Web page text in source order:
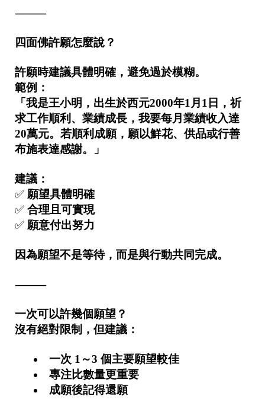
⸻
四面佛許願怎麼說？
許願時建議具體明確，避免過於模糊。
範例：
「我是王小明，出生於西元2000年1月1日，祈
求工作順利、業績成長，我要每月業績收入達
20萬元。若順利成願，願以鮮花、供品或行善
布施表達感謝。」
建議：
✅ 願望具體明確
✅ 合理且可實現
✅ 願意付出努力
因為願望不是等待，而是與行動共同完成。
⸻
一次可以許幾個願望？
沒有絕對限制，但建議：
一次 1～3 個主要願望較佳
專注比數量更重要
成願後記得還願